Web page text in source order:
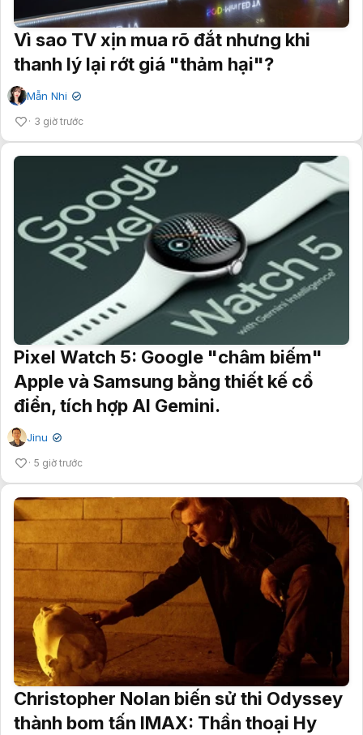
Vì sao TV xịn mua rõ đắt nhưng khi
thanh lý lại rớt giá "thảm hại"?
Mẫn Nhi ✔
3 giờ trước
Pixel Watch 5: Google "châm biếm"
Apple và Samsung bằng thiết kế cổ
điển, tích hợp AI Gemini.
Jinu ✔
5 giờ trước
Christopher Nolan biến sử thi Odyssey
thành bom tấn IMAX: Thần thoại Hy